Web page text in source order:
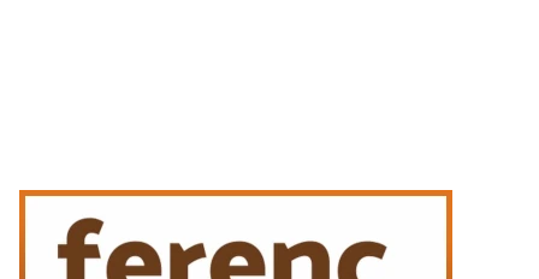
augusztus 6. | 12:03
Hátrányos helyzetű fiatalok táboroztak
Kürtöspusztán